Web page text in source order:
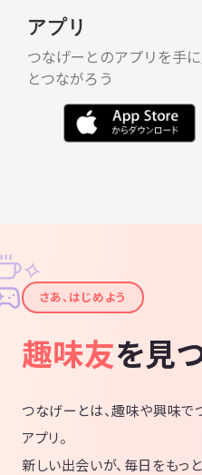
アプリ
つなげーとのアプリを手
とつながろう
✦
✧
さあ、はじめよう
趣味友を見
つなげーとは、趣味や興味で
アプリ。
新しい出会いが、毎日をもっと